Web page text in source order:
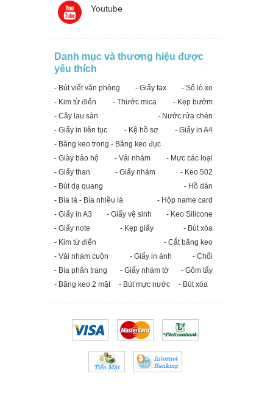
Youtube
Danh mục và thương hiệu được
yêu thích
- Bút viết văn phòng - Giấy fax
- Sổ lò xo
- Kim từ điển
- Thước mica
- Kẹp bướm
- Cây lau sàn
- Nước rửa chén
- Giấy in liên tục
- Kệ hồ sơ
- Giấy in A4
- Băng keo trong - Băng keo đục
- Giày bảo hộ
- Vải nhám
- Mực các loại
- Giấy than
- Giấy nhám
- Keo 502
- Bút dạ quang
- Hồ dán
- Bìa lá - Bìa nhiều lá
- Hộp name card
- Giấy in A3
- Giấy vệ sinh
- Keo Silicone
- Giấy note
- Kẹp giấy
- Bút xóa
- Kim từ điển
- Cắt băng keo
- Vải nhám cuộn
- Giấy in ảnh
- Chổi
- Bìa phân trang
- Giấy nhám tờ
- Gôm tẩy
- Băng keo 2 mặt
- Bút mực nước - Bút xóa